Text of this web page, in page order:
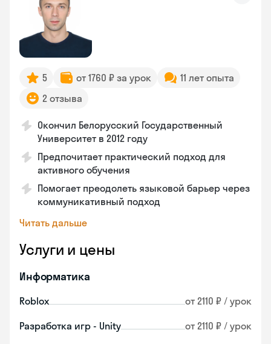
5 от 1760 ₽ за урок
11 лет опыта
2 отзыва
Окончил Белорусский Государственный
Университет в 2012 году
Предпочитает практический подход для
активного обучения
Помогает преодолеть языковой барьер через
коммуникативный подход
Читать дальше
Услуги и цены
Информатика
Roblox от 2110 ₽ / урок
Разработка игр - Unity от 2110 ₽ / урок